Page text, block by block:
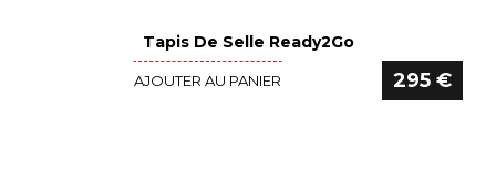
Voir le détail
Tapis De Selle Ready2Go
AJOUTER AU PANIER 295 €